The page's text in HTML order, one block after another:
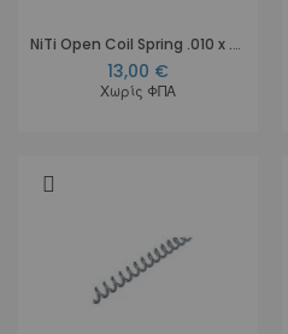
NiTi Open Coil Spring .010 x .045, 18 cm
13,00 €
Χωρίς ΦΠΑ